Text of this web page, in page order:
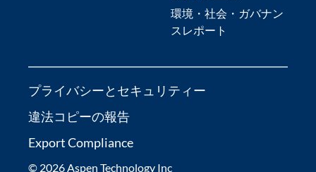
環境・社会・ガバナン
スレポート
プライバシーとセキュリティー
違法コピーの報告
Export Compliance
© 2026 Aspen Technology Inc